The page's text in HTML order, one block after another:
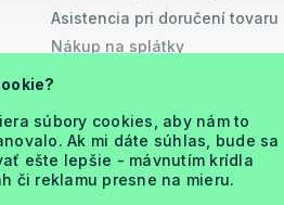
súbory cookies, aby nám to
Ak mi dáte súhlas, bude sa
ešte lepšie - mávnutím krídla
či reklamu presne na mieru.
Asistencia pri doručení tovaru
Nákup na splátky
Montážne návody
Podmienky ochrany osobných